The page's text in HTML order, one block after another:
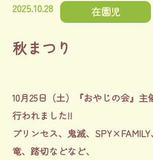
2025.10.28 在園児
秋まつり
10月25日（土）『おやじの会』主
行われました!!
プリンセス、鬼滅、
竜、踏切などなど、